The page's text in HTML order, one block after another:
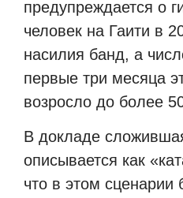
предупреждается о
человек на Гаити в
насилия банд, а
первые три месяца
возросло до более
В докладе
описывается как
что в этом сценарии